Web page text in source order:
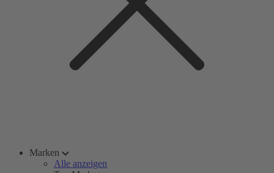
Marken
Alle anzeigen